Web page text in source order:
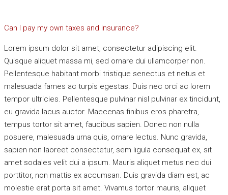
Can I pay my own taxes and insurance?
Lorem ipsum dolor sit amet, consectetur adipiscing elit.
Quisque aliquet massa mi, sed ornare dui ullamcorper non.
Pellentesque habitant morbi tristique senectus et netus et
malesuada fames ac turpis egestas. Duis nec orci ac lorem
tempor ultricies. Pellentesque pulvinar nisl pulvinar ex tincidunt,
eu gravida lacus auctor. Maecenas finibus eros pharetra,
tempus tortor sit amet, faucibus sapien. Donec non nulla
posuere, malesuada urna quis, ornare lectus. Nunc gravida,
sapien non laoreet consectetur, sem ligula consequat ex, sit
amet sodales velit dui a ipsum. Mauris aliquet metus nec dui
porttitor, non mattis ex accumsan. Duis gravida diam est, ac
molestie erat porta sit amet. Vivamus tortor mauris, aliquet